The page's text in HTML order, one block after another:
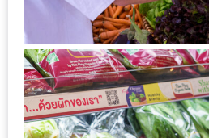
อ้วน
น้า
อ้วน
ชวน
คุย